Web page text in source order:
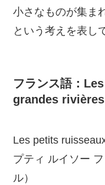
小さなものが集ま
という考えを表し
フランス語：
grandes rivières
Les petits
プティ ルイソー
ル）